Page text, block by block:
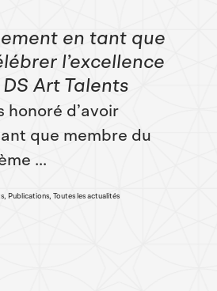
en tant que
l’excellence
Art Talents
honoré d’avoir
que membre du
...
Publications, Toutes les actualités